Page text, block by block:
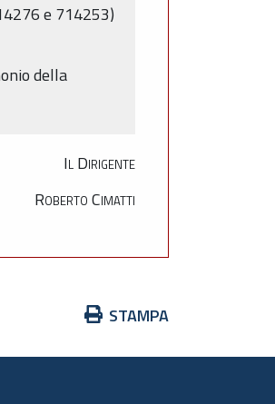
e 714253)
della
Il Dirigente
Roberto Cimatti
Azioni
documento
STAMPA